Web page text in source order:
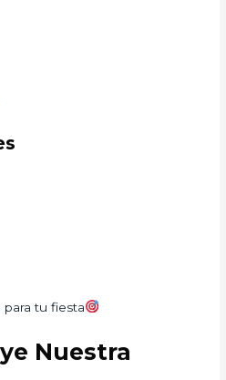
para tu fiesta
Nuestra